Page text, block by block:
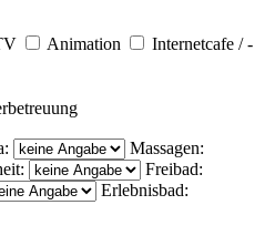
Animation
Internetcafe / -
Massagen:
Freibad:
Erlebnisbad: